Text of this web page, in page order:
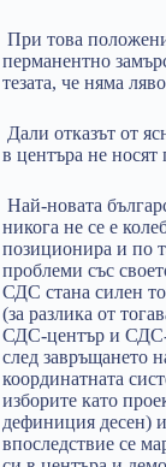
При това
перманентно
тезата, че няма
Дали отказът от
в центъра не
Най-новата
никога не се е
позиционира и по
проблеми със
СДС стана силен
(за разлика от
СДС-център и СДС-
след завръщането
координатната
изборите като
дефиниция десен)
впоследствие се